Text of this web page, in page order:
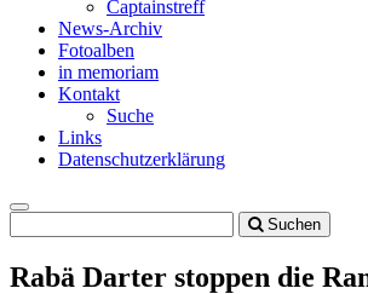
Captainstreff
News-Archiv
Fotoalben
in memoriam
Kontakt
Suche
Links
Datenschutzerklärung
Toggle
navigation
Suchen
Rabä Darter stoppen die